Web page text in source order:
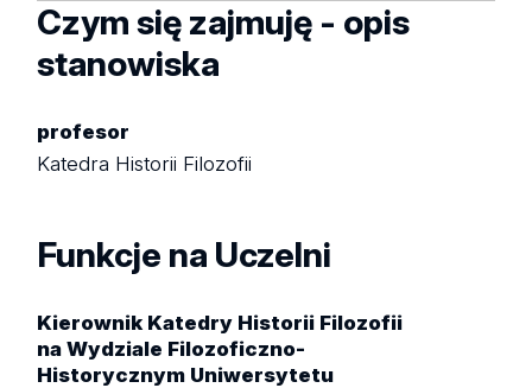
Czym się zajmuję - opis
stanowiska
profesor
Katedra Historii Filozofii
Funkcje na Uczelni
Kierownik Katedry Historii Filozofii
na Wydziale Filozoficzno-
Historycznym Uniwersytetu